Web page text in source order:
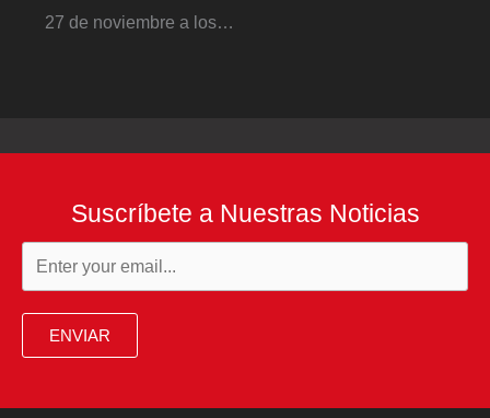
27 de noviembre a los…
Suscríbete a Nuestras Noticias
ENVIAR